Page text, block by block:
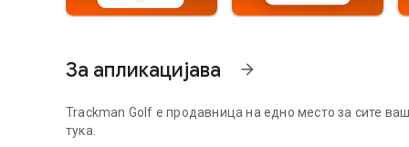
За апликацијава arrow_forward
Trackman Golf е продавница на едно место за сите
тука.